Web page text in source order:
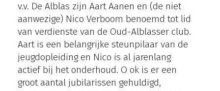
v.v. De Alblas zijn Aart Aanen en (de niet
aanwezige) Nico Verboom benoemd tot lid
van verdienste van de Oud-Alblasser club.
Aart is een belangrijke steunpilaar van de
jeugdopleiding en Nico is al jarenlang
actief bij het onderhoud. O ok is er een
groot aantal jubilarissen gehuldigd,